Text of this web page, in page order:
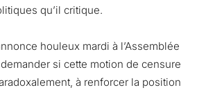
qu’il critique.
houleux mardi à l’Assemblée
si cette motion de censure
à renforcer la position